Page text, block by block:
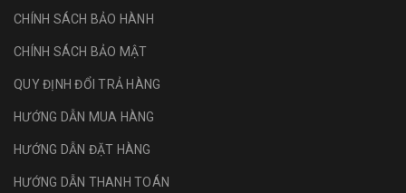
CHÍNH SÁCH BẢO HÀNH
CHÍNH SÁCH BẢO MẬT
QUY ĐỊNH ĐỔI TRẢ HÀNG
HƯỚNG DẪN MUA HÀNG
HƯỚNG DẪN ĐẶT HÀNG
HƯỚNG DẪN THANH TOÁN